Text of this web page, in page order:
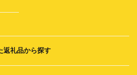
返礼品から探す